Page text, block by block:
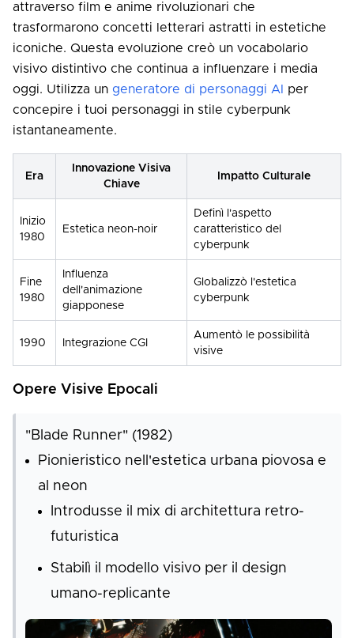
attraverso film e anime rivoluzionari che
trasformarono concetti letterari astratti in estetiche
iconiche. Questa evoluzione creò un vocabolario
visivo distintivo che continua a influenzare i media
oggi. Utilizza un generatore di personaggi AI
per
concepire i tuoi personaggi in stile cyberpunk
istantaneamente.
Era
Innovazione Visiva
Chiave
Impatto Culturale
Inizio
1980
Estetica neon-noir
Definì l'aspetto
caratteristico del
cyberpunk
Fine
1980
Influenza
dell'animazione
giapponese
Globalizzò l'estetica
cyberpunk
1990 Integrazione CGI
Aumentò le possibilità
visive
Opere Visive Epocali
"Blade Runner" (1982)
Pionieristico nell'estetica urbana piovosa e
al neon
Introdusse il mix di architettura retro-
futuristica
Stabilì il modello visivo per il design
umano-replicante